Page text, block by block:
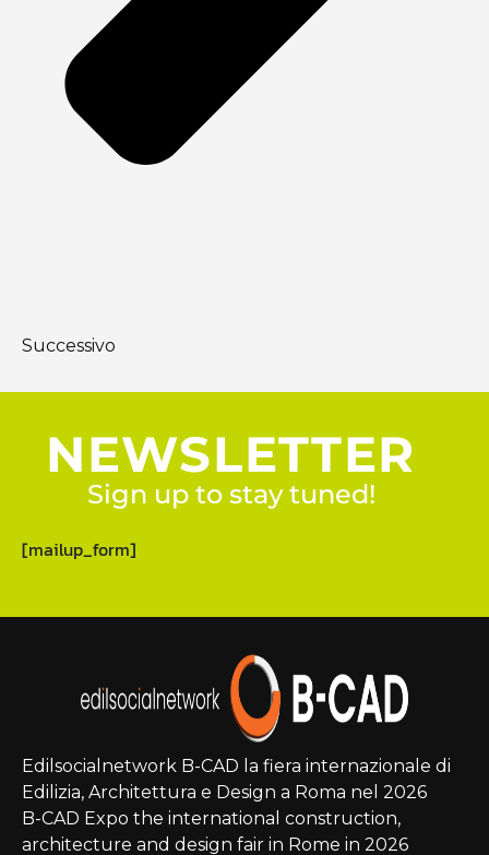
Successivo
NEWSLETTER
Sign up to stay tuned!
[mailup_form]
Edilsocialnetwork B-CAD la fiera internazionale di
Edilizia, Architettura e Design a Roma nel 2026
B-CAD Expo the international construction,
architecture and design fair in Rome in 2026